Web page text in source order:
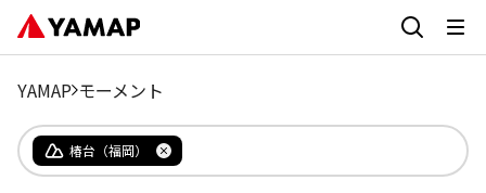
YAMAP モーメント
椿台（福岡）